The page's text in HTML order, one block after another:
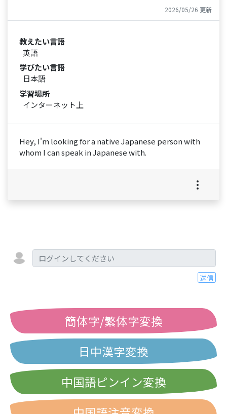
2026/05/26 更新
教えたい言語
英語
学びたい言語
日本語
学習場所
インターネット上
Hey, I'm looking for a native Japanese person with
whom I can speak in Japanese with.
送信
簡体字/繁体字変換
日中漢字変換
中国語ピンイン変換